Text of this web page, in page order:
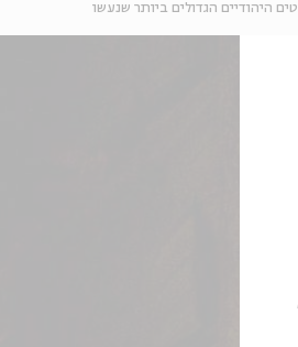
היהודיים הגדולים ביותר שנעשו